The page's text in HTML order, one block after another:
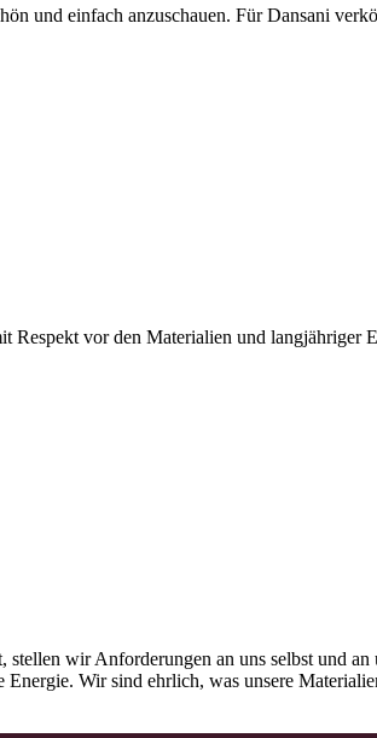
und einfach anzuschauen. Für Dansani
vor den Materialien und langjähriger
wir Anforderungen an uns selbst und
Wir sind ehrlich, was unsere